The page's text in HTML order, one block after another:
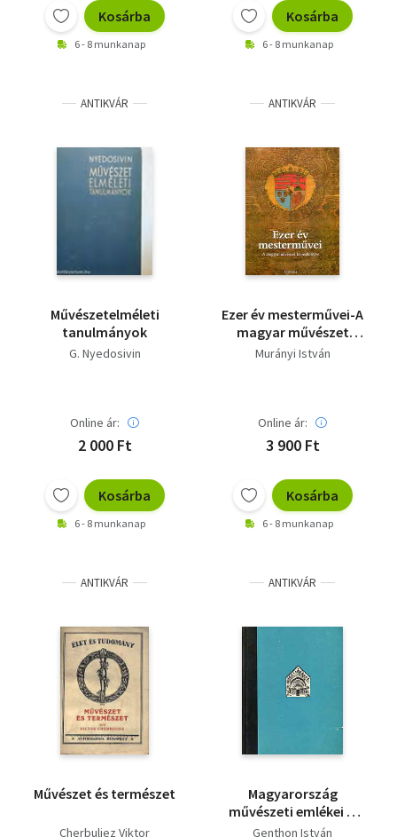
Kosárba
6 - 8 munkanap
Kosárba
6 - 8 munkanap
ANTIKVÁR
Művészetelméleti
tanulmányok
G. Nyedosivin
Online ár:
2 000 Ft
Kosárba
6 - 8 munkanap
ANTIKVÁR
Ezer év mesterművei-A
magyar művészet
képeskönyve
Murányi István
Online ár:
3 900 Ft
Kosárba
6 - 8 munkanap
ANTIKVÁR
Művészet és természet
Cherbuliez Viktor
ANTIKVÁR
Magyarország
művészeti emlékei 1.
(Dunántúl)
Genthon István